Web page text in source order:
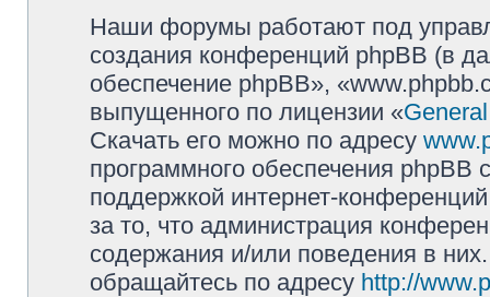
Наши форумы работают под
создания конференций phpBB (в
обеспечение phpBB»,
выпущенного по лицензии «
Скачать его можно по адресу
программного обеспечения phpBB
поддержкой интернет-
за то, что администрация
содержания и/или поведения в
обращайтесь по адресу http://